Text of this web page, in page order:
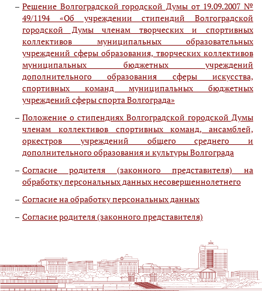
Решение Волгоградской городской Думы от 19.09.2007 №
49/1194 «Об учреждении стипендий Волгоградской
городской Думы членам творческих и спортивных
коллективов муниципальных образовательных
учреждений сферы образования, творческих коллективов
муниципальных бюджетных учреждений
дополнительного образования сферы искусства,
спортивных команд муниципальных бюджетных
учреждений сферы спорта Волгограда»
Положение о стипендиях Волгоградской городской Думы
членам коллективов спортивных команд, ансамблей,
оркестров учреждений общего среднего и
дополнительного образования и культуры Волгограда
Согласие родителя (законного представителя) на
обработку персональных данных несовершеннолетнего
Согласие на обработку персональных данных
Согласие родителя (законного представителя)